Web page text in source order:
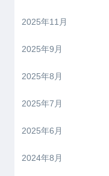
2025年11月
2025年9月
2025年8月
2025年7月
2025年6月
2024年8月